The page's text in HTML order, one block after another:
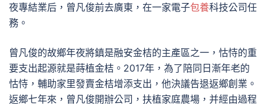
夜專結業后，曾凡俊前去廣東，在一家電子包養科技公司任
務。
曾凡俊的故鄉年夜將鎮是融安金桔的主產區之一，怙恃的重
要支出起源就是蒔植金桔。2017年，為了陪同日漸年老的
怙恃，輔助家里發賣金桔增添支出，他決議告退返鄉創業。
返鄉七年來，曾凡俊開辦公司，扶植家庭農場，并經由過程